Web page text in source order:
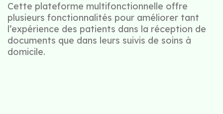
Cette plateforme multifonctionnelle offre
plusieurs fonctionnalités pour améliorer tant
l’expérience des patients dans la réception de
documents que dans leurs suivis de soins à
domicile.